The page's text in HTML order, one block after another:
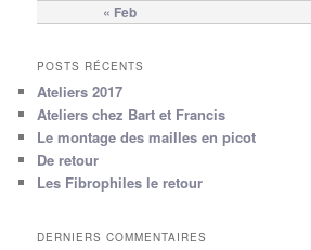
« Feb
POSTS RÉCENTS
Ateliers 2017
Ateliers chez Bart et Francis
Le montage des mailles en picot
De retour
Les Fibrophiles le retour
DERNIERS COMMENTAIRES